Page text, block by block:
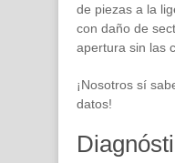
de piezas a la
con daño de
apertura sin las
¡Nosotros sí
datos!